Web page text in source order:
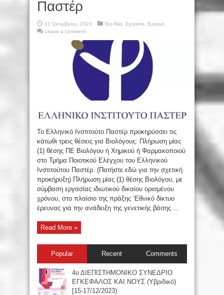
Παστέρ
31 Οκτωβρίου, 2023 Βιο-Νέα Εργασία Έρευνα
Leave a comment
Το Ελληνικό Ινστιτούτο Παστέρ προκηρύσσει τις
κάτωθι τρεις θέσεις για Βιολόγους: Πλήρωση μίας
(1) θέσης ΠΕ Βιολόγου ή Χημικού ή Φαρμακοποιού
στο Τμήμα Ποιοτικού Ελέγχου του Ελληνικού
Ινστιτούτου Παστέρ. (Πατήστε εδώ για την σχετική
προκήρυξη) Πλήρωση μίας (1) θέσης Βιολόγου, με
σύμβαση εργασίας ιδιωτικού δικαίου ορισμένου
χρόνου, στο πλαίσιο της πράξης ‘Εθνικό δίκτυο
έρευνας για την ανάδειξη της γενετικής βάσης ...
Read More »
Popular Recent Comments
4ο ΔΙΕΠΙΣΤΗΜΟΝΙΚΟ ΣΥΝΕΔΡΙΟ
ΕΓΚΕΦΑΛΟΣ ΚΑΙ ΝΟΥΣ (Υβριδικό)
[15-17/12/2023)